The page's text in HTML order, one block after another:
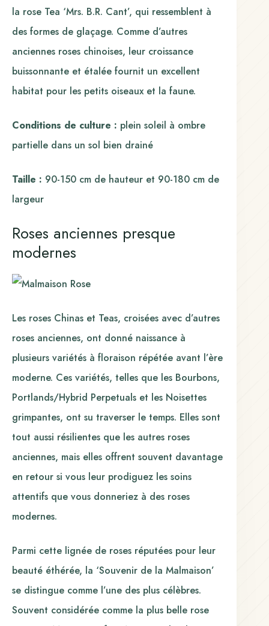
la rose Tea ‘Mrs. B.R. Cant’, qui ressemblent à
des formes de glaçage. Comme d’autres
anciennes roses chinoises, leur croissance
buissonnante et étalée fournit un excellent
habitat pour les petits oiseaux et la faune.
Conditions de culture : plein soleil à ombre
partielle dans un sol bien drainé
Taille : 90-150 cm de hauteur et 90-180 cm de
largeur
Roses anciennes presque
modernes
Les roses Chinas et Teas, croisées avec d’autres
roses anciennes, ont donné naissance à
plusieurs variétés à floraison répétée avant l’ère
moderne. Ces variétés, telles que les Bourbons,
Portlands/Hybrid Perpetuals et les Noisettes
grimpantes, ont su traverser le temps. Elles sont
tout aussi résilientes que les autres roses
anciennes, mais elles offrent souvent davantage
en retour si vous leur prodiguez les soins
attentifs que vous donneriez à des roses
modernes.
Parmi cette lignée de roses réputées pour leur
beauté éthérée, la ‘Souvenir de la Malmaison’
se distingue comme l’une des plus célèbres.
Souvent considérée comme la plus belle rose